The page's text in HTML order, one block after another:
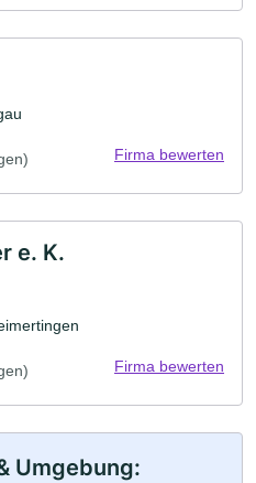
Firma bewerten
e. K.
Firma bewerten
Umgebung: